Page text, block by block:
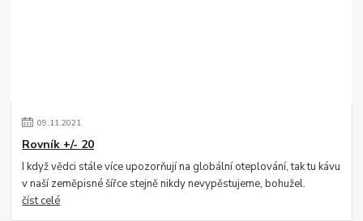
09.11.2021
Rovník +/- 20
I když vědci stále více upozorňují na globální oteplování, tak tu kávu
v naší zeměpisné šířce stejně nikdy nevypěstujeme, bohužel.
číst celé